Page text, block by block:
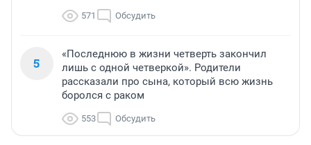
571 Обсудить
5
«Последнюю в жизни четверть закончил
лишь с одной четверкой». Родители
рассказали про сына, который всю жизнь
боролся с раком
553 Обсудить